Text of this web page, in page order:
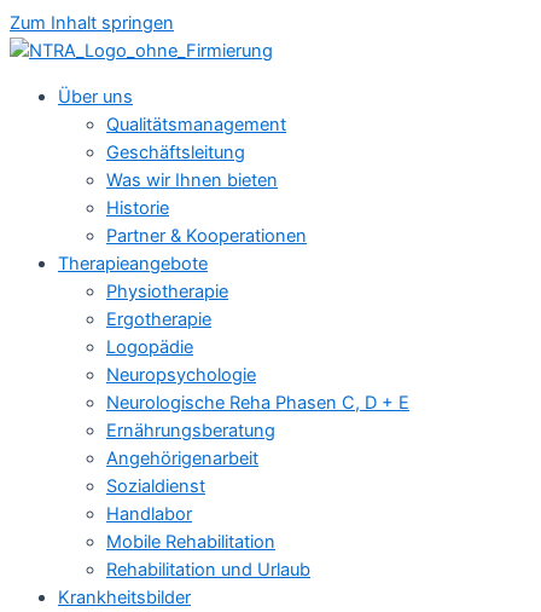
Zum Inhalt springen
Über uns
Qualitätsmanagement
Geschäftsleitung
Was wir Ihnen bieten
Historie
Partner & Kooperationen
Therapieangebote
Physiotherapie
Ergotherapie
Logopädie
Neuropsychologie
Neurologische Reha Phasen C, D + E
Ernährungsberatung
Angehörigenarbeit
Sozialdienst
Handlabor
Mobile Rehabilitation
Rehabilitation und Urlaub
Krankheitsbilder